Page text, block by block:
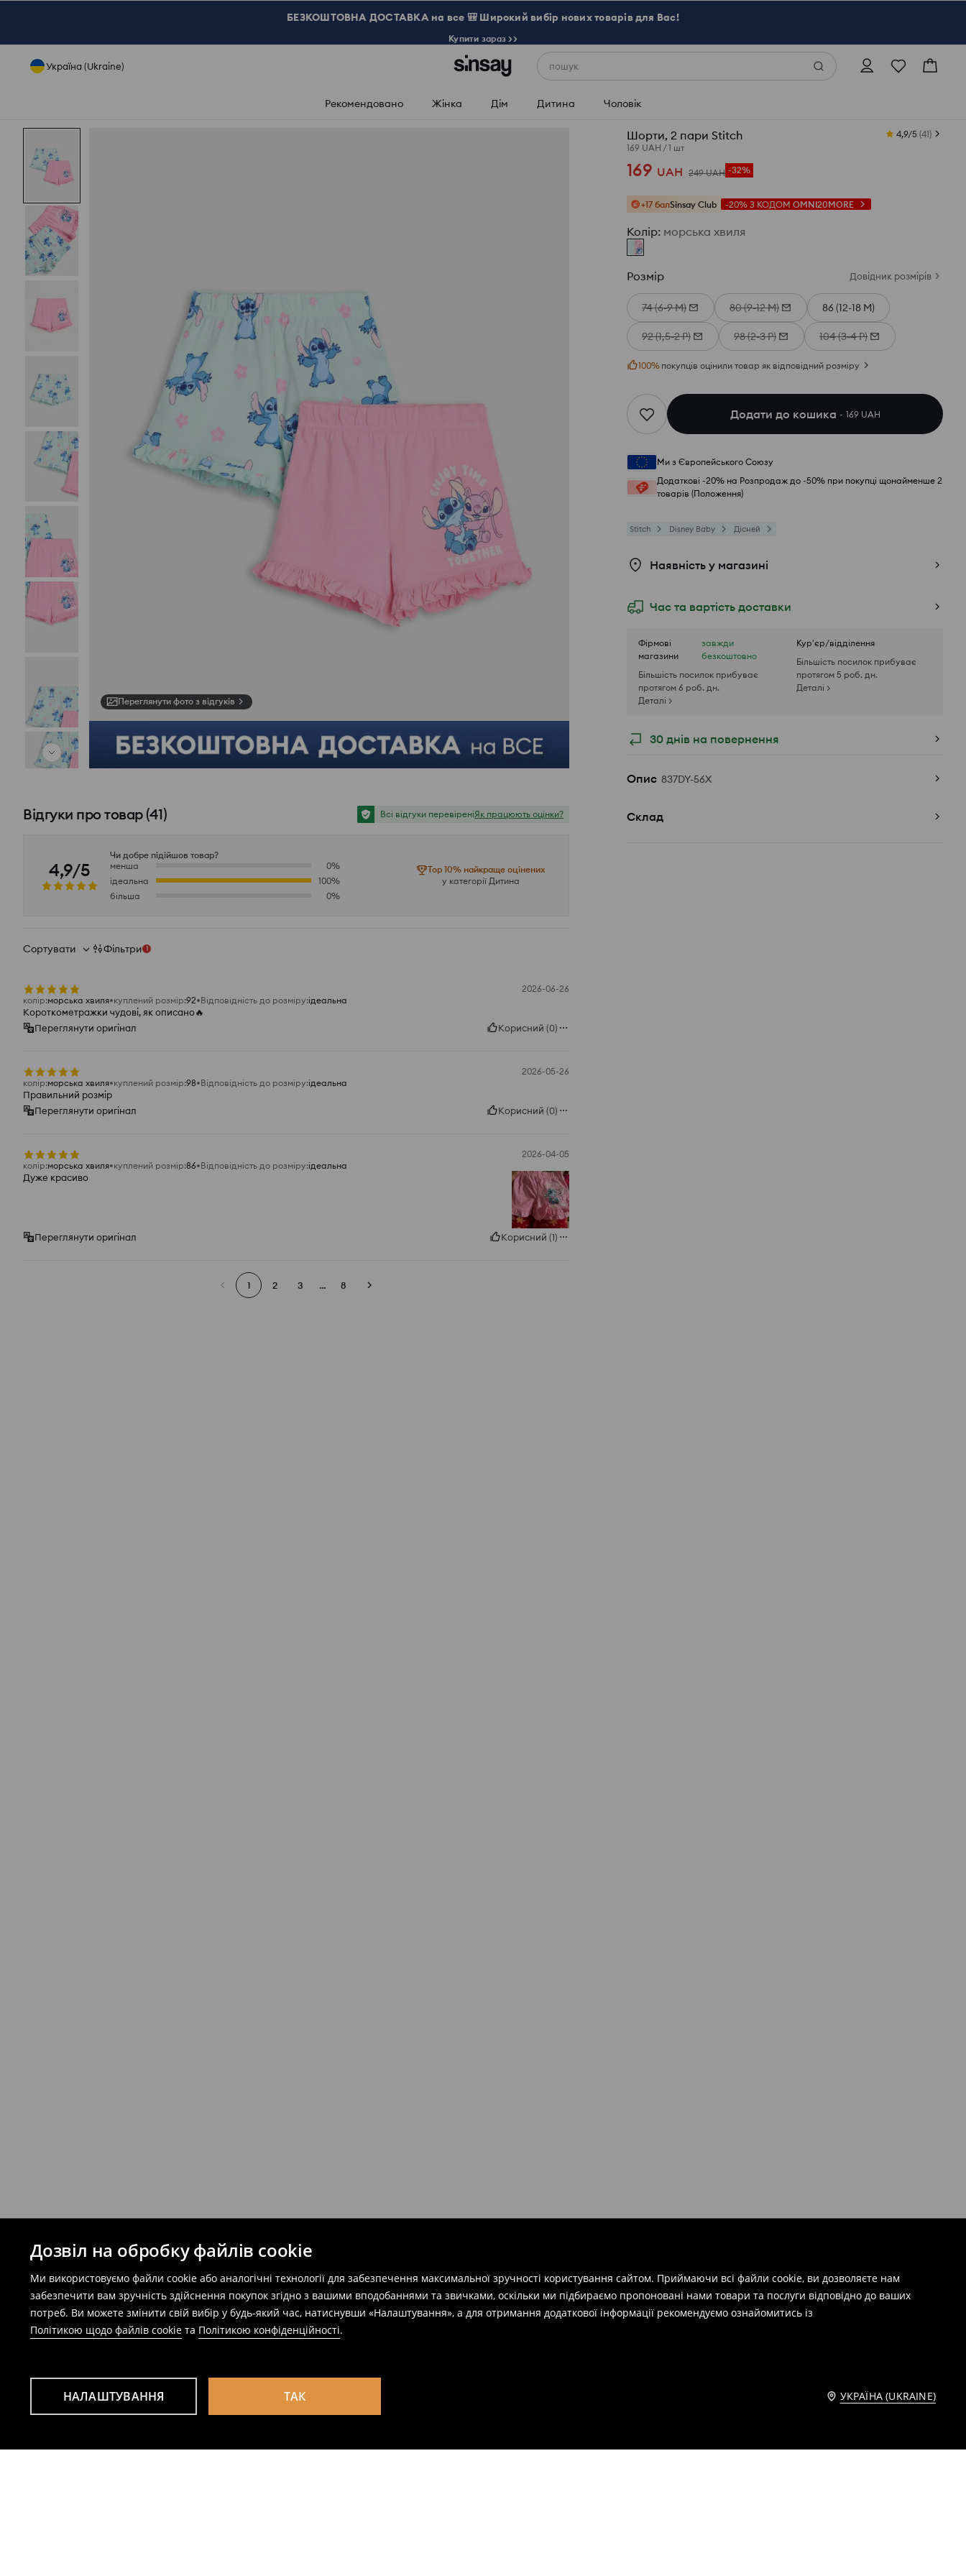
Дозвіл на обробку файлів cookie
Ми використовуємо файли cookie або аналогічні технології для забезпечення максимальної зручності користування сайтом. Приймаючи всі файли cookie, ви дозволяєте нам
забезпечити вам зручність здійснення покупок згідно з вашими вподобаннями та звичками, оскільки ми підбираємо пропоновані нами товари та послуги відповідно до ваших
потреб. Ви можете змінити свій вибір у будь-який час, натиснувши «Налаштування», а для отримання додаткової інформації рекомендуємо ознайомитись із
Політикою щодо файлів cookie та Політикою конфіденційності.
НАЛАШТУВАННЯ ТАК УКРАЇНА (UKRAINE)
БЕЗКОШТОВНА ДОСТАВКА на все 🎒 Широкий вибір нових товарів для Вас!
Купити зараз >>
Україна (Ukraine) пошук
Рекомендовано Жінка Дім Дитина Чоловік
Шорти, 2 пари Stitch
169 UAH /1 шт
4,9/5 (41)
169 UAH 249 UAH -32%
+17 балSinsay Club -20% З КОДОМ OMNI20MORE
Колір: морська хвиля
Розмір Довідник розмірів
74 (6-9 М) 80 (9-12 М) 86 (12-18 М)
92 (1,5-2 Р) 98 (2-3 Р) 104 (3-4 Р)
100% покупців оцінили товар як відповідний розміру
Додати до кошика 169 UAH
Ми з Європейського Союзу
Додаткові -20% на Розпродаж до -50% при покупці щонайменше 2
товарів (Положення)
Stitch Disney Baby Дісней
Наявність у магазині
Час та вартість доставки
Фірмові
магазини
завжди
безкоштовно
Більшість посилок прибуває
протягом 6 роб. дн.
Деталі >
Кур'єр/відділення
Більшість посилок прибуває
протягом 5 роб. дн.
Деталі >
30 днів на повернення
Опис 837DY-56X
Склад
Переглянути фото з відгуків
Відгуки про товар(41) Всі відгуки перевіреніЯк працюють оцінки?
4,9/5
Чи добре підійшов товар?
менша
0%
ідеальна
100%
більша
0%
Top 10% найкраще оцінених
у категорії Дитина
Сортувати Фільтри 1
2026-06-26
колір:морська хвиля куплений розмір:92 Відповідність до розміру:ідеальна
Короткометражки чудові, як описано🔥
Переглянути оригінал
Корисний (0)
2026-05-26
колір:морська хвиля куплений розмір:98 Відповідність до розміру:ідеальна
Правильний розмір
Переглянути оригінал
Корисний (0)
2026-04-05
колір:морська хвиля куплений розмір:86 Відповідність до розміру:ідеальна
Дуже красиво
Переглянути оригінал Корисний (1)
1 2 3 ... 8